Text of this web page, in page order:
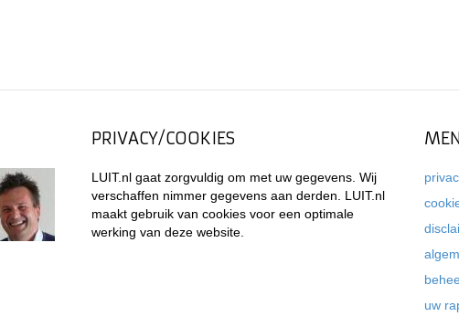
PRIVACY/COOKIES
LUIT.nl gaat zorgvuldig om met uw gegevens. Wij
verschaffen nimmer gegevens aan derden. LUIT.nl
maakt gebruik van cookies voor een optimale
werking van deze website.
uw